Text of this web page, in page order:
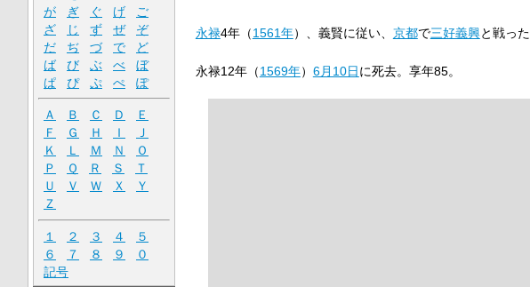
永禄4年（1561年）、義賢に従い、 京都で三好義興と戦った
永禄12年（1569年） 6月10日に死去。享年85。
が
ぎ ぐ げ
ご
ざ
じ ず ぜ
ぞ
だ
ぢ づ で
ど
ば
び ぶ べ
ぼ
ぱ
ぴ ぷ ぺ ぽ
Ａ Ｂ Ｃ Ｄ
Ｅ
Ｆ
Ｇ Ｈ Ｉ
Ｊ
Ｋ
Ｌ Ｍ Ｎ
Ｏ
Ｐ
Ｑ Ｒ Ｓ
Ｔ
Ｕ
Ｖ Ｗ Ｘ
Ｙ
Ｚ
１ ２ ３ ４
５
６
７ ８ ９
０
記号